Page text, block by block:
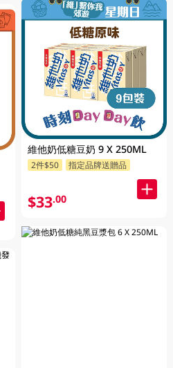
維他奶低糖豆奶 9 X 250ML
2件$50 指定品牌送贈品
$33.00